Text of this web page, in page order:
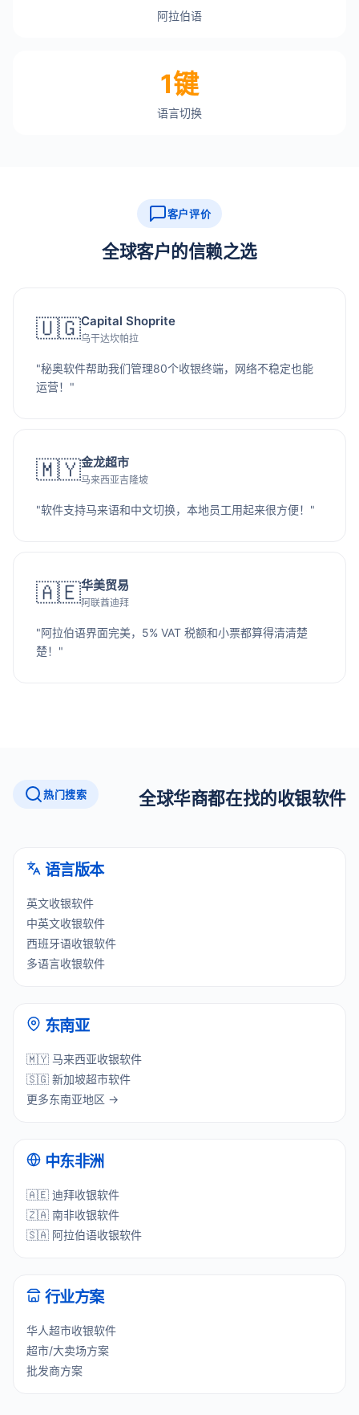
阿拉伯语
1键
语言切换
客户评价
全球客户的信赖之选
🇺🇬Capital Shoprite
乌干达坎帕拉
"秘奥软件帮助我们管理80个收银终端，网络不稳定也能
运营！"
🇲🇾金龙超市
马来西亚吉隆坡
"软件支持马来语和中文切换，本地员工用起来很方便！"
🇦🇪华美贸易
阿联酋迪拜
"阿拉伯语界面完美，5% VAT 税额和小票都算得清清楚
楚！"
热门搜索 全球华商都在找的收银软件
语言版本
英文收银软件
中英文收银软件
西班牙语收银软件
多语言收银软件
东南亚
🇲🇾 马来西亚收银软件
🇸🇬 新加坡超市软件
更多东南亚地区 →
中东非洲
🇦🇪 迪拜收银软件
🇿🇦 南非收银软件
🇸🇦 阿拉伯语收银软件
行业方案
华人超市收银软件
超市/大卖场方案
批发商方案